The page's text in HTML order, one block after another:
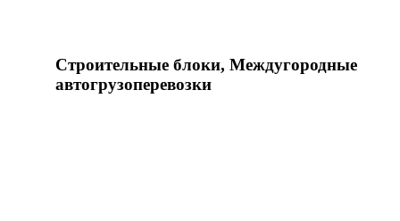
Строительные блоки, Междугородные
автогрузоперевозки